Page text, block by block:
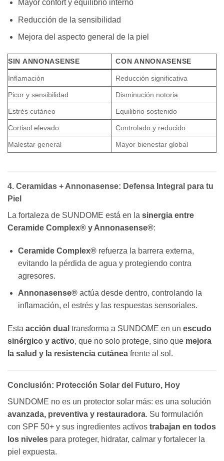
Mayor confort y equilibrio interno
Reducción de la sensibilidad
Mejora del aspecto general de la piel
SIN ANNONASENSE CON ANNONASENSE
Inflamación Reducción significativa
Picor y sensibilidad Disminución notoria
Estrés cutáneo Equilibrio sostenido
Cortisol elevado Controlado y reducido
Malestar general Mayor bienestar global
4. Ceramidas + Annonasense: Defensa Integral para tu
Piel
La fortaleza de SUNDOME está en la sinergia entre
Ceramide Complex® y Annonasense®:
Ceramide Complex®refuerza la barrera externa,
evitando la pérdida de agua y protegiendo contra
agresores.
Annonasense®actúa desde dentro, controlando la
inflamación, el estrés y las respuestas sensoriales.
Esta acción dual transforma a SUNDOME en un escudo
sinérgico y activo, que no solo protege, sino que mejora
la salud y la resistencia cutánea frente al sol.
Conclusión: Protección Solar del Futuro, Hoy
SUNDOME no es un protector solar más: es una solución
avanzada, preventiva y restauradora. Su formulación
con SPF 50+ y sus ingredientes activos trabajan en todos
los niveles para proteger, hidratar, calmar y fortalecer la
piel expuesta.